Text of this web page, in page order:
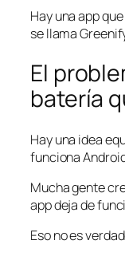
Hay una app
se llama
El
batería
Hay una idea
funciona
Mucha gente
app deja de
Eso no es